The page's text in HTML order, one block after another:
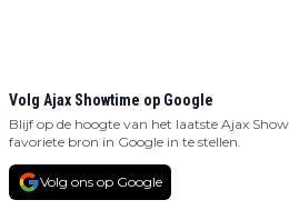
Volg Ajax Showtime op Google
Blijf op de hoogte van het laatste Ajax
favoriete bron in Google in te stellen.
Volg ons op Google